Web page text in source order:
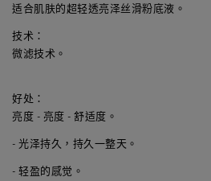
适合肌肤的超轻透亮泽丝滑粉底液。
技术：
微滤技术。
好处：
亮度 - 亮度 - 舒适度。
- 光泽持久，持久一整天。
- 轻盈的感觉。